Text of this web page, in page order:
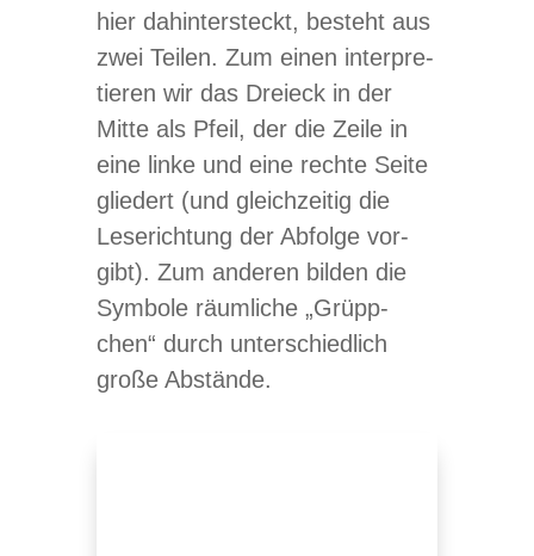
hier dahin­ter­steckt, besteht aus
zwei Tei­len. Zum einen inter­pre­
tie­ren wir das Drei­eck in der
Mitte als Pfeil, der die Zeile in
eine linke und eine rechte Seite
glie­dert (und gleich­zei­tig die
Lese­rich­tung der Abfolge vor­
gibt). Zum ande­ren bil­den die
Sym­bole räum­li­che „Grüpp­
chen“ durch unter­schied­lich
große Abstände.